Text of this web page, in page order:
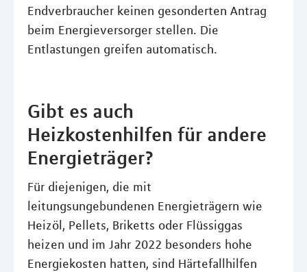
Endverbraucher keinen gesonderten Antrag
beim Energieversorger stellen. Die
Entlastungen greifen automatisch.
Gibt es auch
Heizkostenhilfen für andere
Energieträger?
Für diejenigen, die mit
leitungsungebundenen Energieträgern wie
Heizöl, Pellets, Briketts oder Flüssiggas
heizen und im Jahr 2022 besonders hohe
Energiekosten hatten, sind Härtefallhilfen